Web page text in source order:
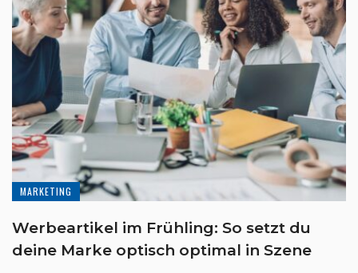
MARKETING
Werbeartikel im Frühling: So setzt du
deine Marke optisch optimal in Szene